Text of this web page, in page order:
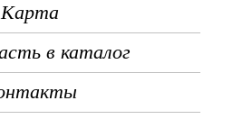
Карта
в каталог